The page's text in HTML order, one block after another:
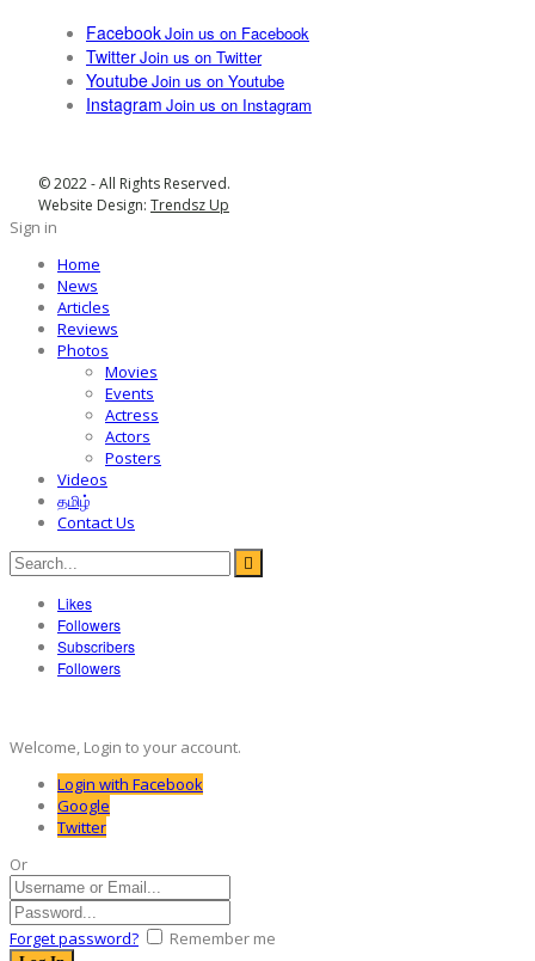
FacebookJoin us on Facebook
TwitterJoin us on Twitter
YoutubeJoin us on Youtube
Instagram Join us on Instagram
© 2022 - All Rights Reserved.
Website Design: Trendsz Up
Sign in
Home
News
Articles
Reviews
Photos
Movies
Events
Actress
Actors
Posters
Videos
தமிழ்
Contact Us
Likes
Followers
Subscribers
Followers
Welcome, Login to your account.
Login with Facebook
Google
Twitter
Or
Forget password? Remember me